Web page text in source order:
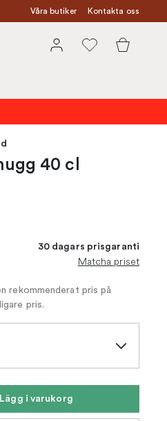
Våra butiker Kontakta oss
40 cl
30 dagars prisgaranti
Matcha priset
rekommenderat pris på
pris.
Lägg i varukorg